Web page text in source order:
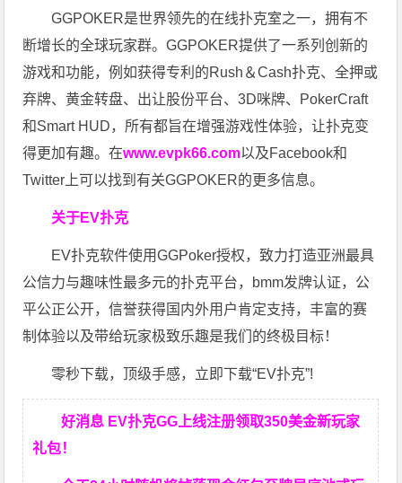
GGPOKER是世界领先的在线扑克室之一，拥有不
断增长的全球玩家群。GGPOKER提供了一系列创新的
游戏和功能，例如获得专利的Rush＆Cash扑克、全押或
弃牌、黄金转盘、出让股份平台、3D咪牌、PokerCraft
和Smart HUD，所有都旨在增强游戏性体验，让扑克变
得更加有趣。在www.evpk66.com以及Facebook和
Twitter上可以找到有关GGPOKER的更多信息。
关于EV扑克
EV扑克软件使用GGPoker授权，致力打造亚洲最具
公信力与趣味性最多元的扑克平台，bmm发牌认证，公
平公正公开，信誉获得国内外用户肯定支持，丰富的赛
制体验以及带给玩家极致乐趣是我们的终极目标！
零秒下载，顶级手感，立即下载“EV扑克”!
好消息 EV扑克GG上线注册领取350美金新玩家
礼包！